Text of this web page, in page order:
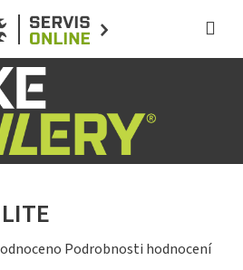
Podrobnosti hodnocení